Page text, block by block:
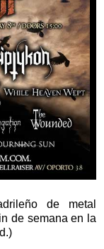
de metal
de semana en la